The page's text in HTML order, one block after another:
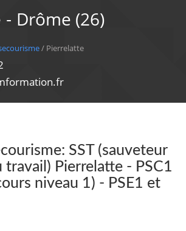
- Drôme (26)
/ Pierrelatte
SST (sauveteur
travail) Pierrelatte - PSC1
niveau 1) - PSE1 et